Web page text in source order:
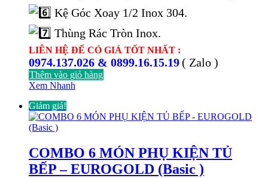
Kệ Góc Xoay 1/2 Inox 304.
Thùng Rác Tròn Inox.
LIÊN HỆ ĐỂ CÓ GIÁ TỐT NHẤT :
0974.137.026 & 0899.16.15.19( Zalo )
Thêm vào giỏ hàng
Xem Nhanh
Giảm giá!
COMBO 6 MÓN PHỤ KIỆN TỦ
BẾP – EUROGOLD (Basic )